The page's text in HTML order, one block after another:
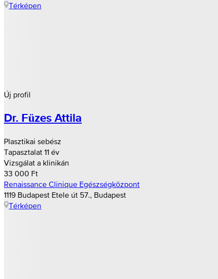
Térképen
Új profil
Dr. Füzes Attila
Plasztikai sebész
Tapasztalat 11 év
Vizsgálat a klinikán
33 000 Ft
Renaissance Clinique Egészségközpont
1119 Budapest Etele út 57., Budapest
Térképen